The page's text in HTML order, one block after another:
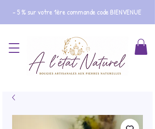
- 5 % sur votre 1ère commande code BIENVENUE